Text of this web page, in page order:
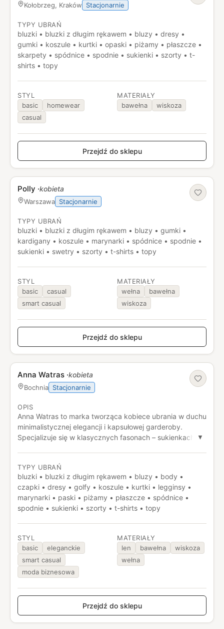
Kołobrzeg, Kraków Stacjonarnie
TYPY UBRAŃ
bluzki • bluzki z długim rękawem • bluzy • dresy •
gumki • koszule • kurtki • opaski • piżamy • płaszcze •
skarpety • spódnice • spodnie • sukienki • szorty • t-
shirts • topy
STYL
basic
homewear
casual
MATERIAŁY
bawełna
wiskoza
Przejdź do sklepu
Polly ·kobieta
Warszawa Stacjonarnie
TYPY UBRAŃ
bluzki • bluzki z długim rękawem • bluzy • gumki •
kardigany • koszule • marynarki • spódnice • spodnie •
sukienki • swetry • szorty • t-shirts • topy
STYL
basic
casual
smart casual
MATERIAŁY
wełna
bawełna
wiskoza
Przejdź do sklepu
Anna Watras ·kobieta
Bochnia Stacjonarnie
OPIS
Anna Watras to marka tworząca kobiece ubrania w duchu
minimalistycznej elegancji i kapsułowej garderoby.
Specjalizuje się w klasycznych fasonach – sukienkach,
znaleźć dopracowane projekty, które łączą wygodę z
ponadczasowym stylem i sprawdzają się zarówno na co
dzień, jak i do pracy.
▼
TYPY UBRAŃ
bluzki • bluzki z długim rękawem • bluzy • body •
czapki • dresy • golfy • koszule • kurtki • legginsy •
marynarki • paski • piżamy • płaszcze • spódnice •
spodnie • sukienki • szorty • t-shirts • topy
STYL
basic
eleganckie
smart casual
moda biznesowa
MATERIAŁY
len
bawełna
wiskoza
wełna
Przejdź do sklepu